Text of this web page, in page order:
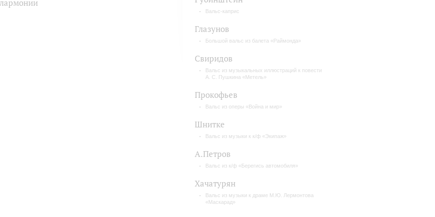
Вальс-каприс
Глазунов
Большой вальс из балета «Раймонда»
Свиридов
Вальс из музыкальных иллюстраций к повести
А. С. Пушкина «Метель»
Прокофьев
Вальс из оперы «Война и мир»
Шнитке
Вальс из музыки к к/ф «Экипаж»
А.Петров
Вальс из к/ф «Берегись автомобиля»
Хачатурян
Вальс из музыки к драме М.Ю. Лермонтова
«Маскарад»